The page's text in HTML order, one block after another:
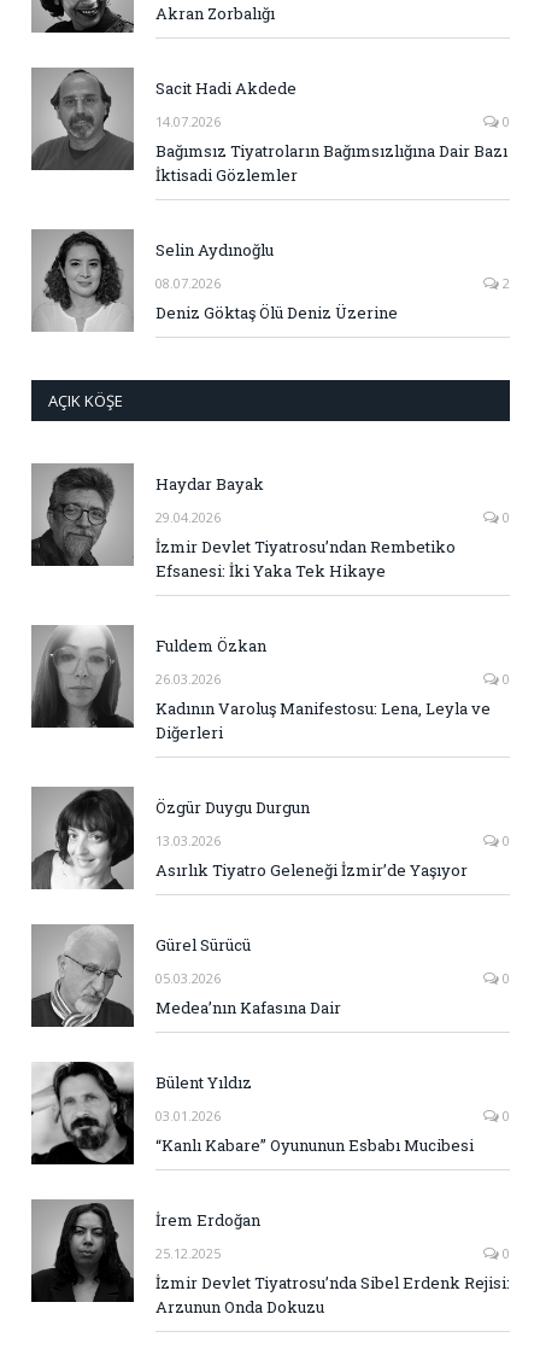
Akran Zorbalığı
Sacit Hadi Akdede
14.07.2026 0
Bağımsız Tiyatroların Bağımsızlığına Dair Bazı
İktisadi Gözlemler
Selin Aydınoğlu
08.07.2026 2
Deniz Göktaş Ölü Deniz Üzerine
AÇIK KÖŞE
Haydar Bayak
29.04.2026 0
İzmir Devlet Tiyatrosu’ndan Rembetiko
Efsanesi: İki Yaka Tek Hikaye
Fuldem Özkan
26.03.2026 0
Kadının Varoluş Manifestosu: Lena, Leyla ve
Diğerleri
Özgür Duygu Durgun
13.03.2026 0
Asırlık Tiyatro Geleneği İzmir’de Yaşıyor
Gürel Sürücü
05.03.2026 0
Medea’nın Kafasına Dair
Bülent Yıldız
03.01.2026 0
“Kanlı Kabare” Oyununun Esbabı Mucibesi
İrem Erdoğan
25.12.2025 0
İzmir Devlet Tiyatrosu’nda Sibel Erdenk Rejisi:
Arzunun Onda Dokuzu